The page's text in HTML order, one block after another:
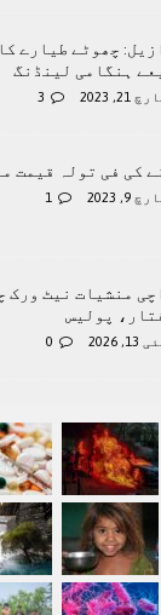
چھوٹے طیارے
ہنگامی لینڈنگ
21, 2023
3
فی تولہ قیمت میں 400 روپے کا
9, 2023
1
منشیات نیٹ ورک
پولیس
2026
0